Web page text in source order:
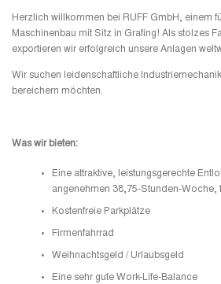
Herzlich willkommen bei RUFF GmbH, einem
Maschinenbau mit Sitz in Grafing! Als stolzes
exportieren wir erfolgreich unsere Anlagen
Wir suchen leidenschaftliche
bereichern möchten.
Was wir bieten:
Eine attraktive, leistungsgerechte
angenehmen 38,75-Stunden-Woche,
Kostenfreie Parkplätze
Firmenfahrrad
Weihnachtsgeld / Urlaubsgeld
Eine sehr gute Work-Life-Balance